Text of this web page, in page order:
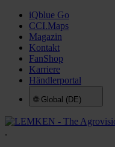
iQblue Go
CCI.Maps
Magazin
Kontakt
FanShop
Karriere
Händlerportal
🌐 Global (DE)
.